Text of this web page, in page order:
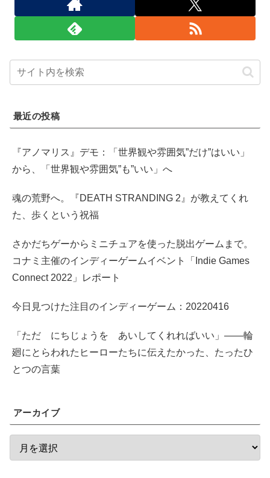
最近の投稿
『アノマリス』デモ：「世界観や雰囲気”だけ”はいい」
から、「世界観や雰囲気”も”いい」へ
魂の荒野へ。『DEATH STRANDING 2』が教えてくれ
た、歩くという祝福
さかだちゲーからミニチュアを使った脱出ゲームまで。
コナミ主催のインディーゲームイベント「Indie Games
Connect 2022」レポート
今日見つけた注目のインディーゲーム：20220416
「ただ にちじょうを あいしてくれればいい」――輪
廻にとらわれたヒーローたちに伝えたかった、たったひ
とつの言葉
アーカイブ